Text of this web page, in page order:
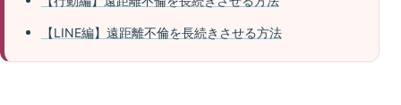
【LINE編】遠距離不倫を長続きさせる方法